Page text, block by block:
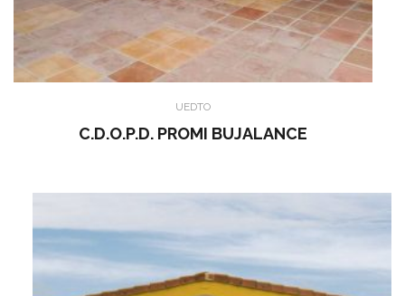
UEDTO
C.D.O.P.D. PROMI BUJALANCE